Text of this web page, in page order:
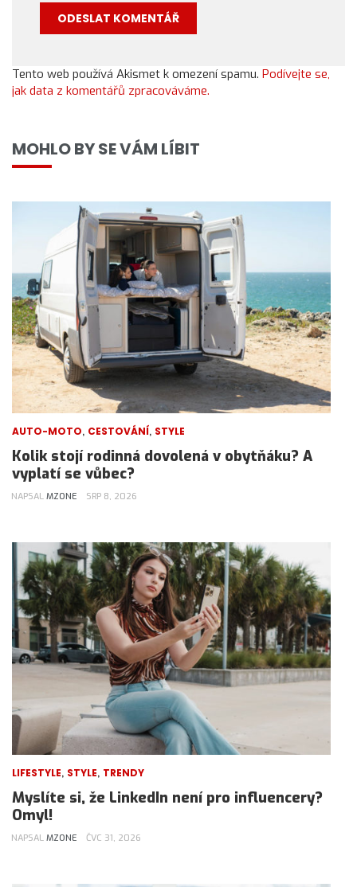
Tento web používá Akismet k omezení spamu. Podívejte se,
jak data z komentářů zpracováváme.
MOHLO BY SE VÁM LÍBIT
AUTO-MOTO, CESTOVÁNÍ, STYLE
Kolik stojí rodinná dovolená v obytňáku? A
vyplatí se vůbec?
NAPSAL MZONE SRP 8, 2026
LIFESTYLE, STYLE, TRENDY
Myslíte si, že LinkedIn není pro influencery?
Omyl!
NAPSAL MZONE ČVC 31, 2026